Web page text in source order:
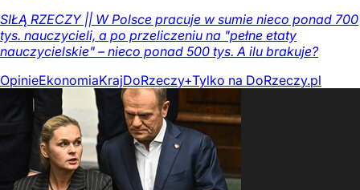
SIŁĄ RZECZY || W Polsce pracuje w sumie nieco ponad 700
tys. nauczycieli, a po przeliczeniu na "pełne etaty
nauczycielskie" – nieco ponad 500 tys. A ilu brakuje?
OpinieEkonomiaKrajDoRzeczy+Tylko na DoRzeczy.pl